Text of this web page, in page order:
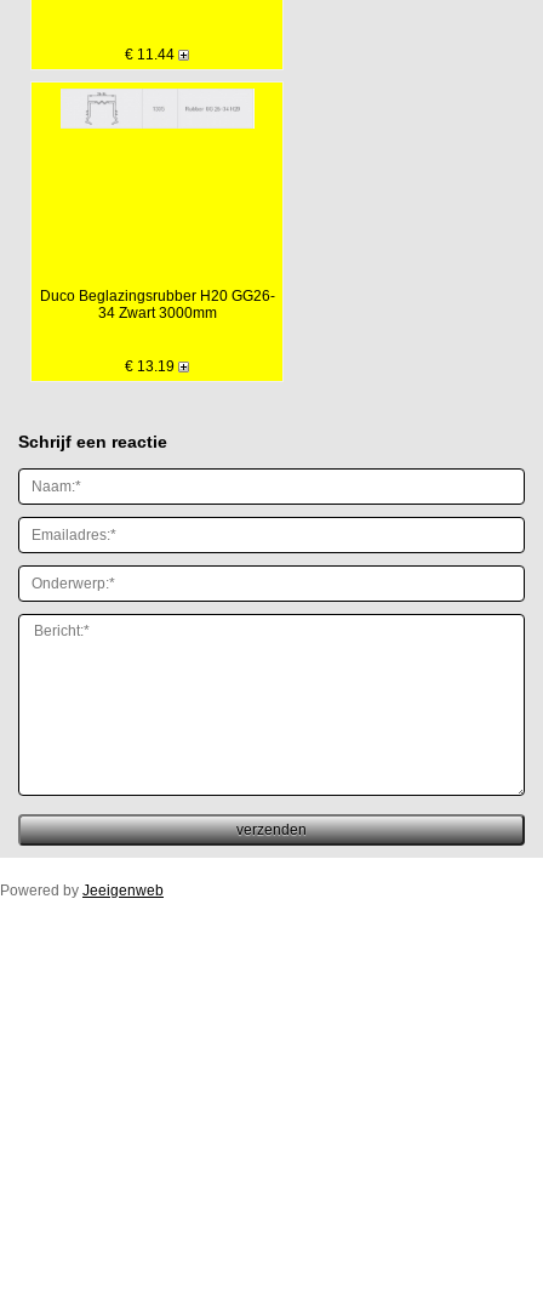
€ 11.44
Duco Beglazingsrubber H20 GG26-
34 Zwart 3000mm
€ 13.19
Schrijf een reactie
Powered by Jeeigenweb